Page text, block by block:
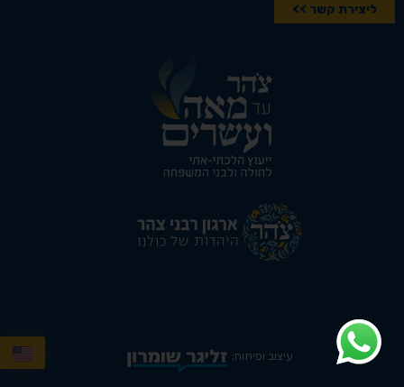
ליצירת קשר >>
עיצוב ופיתוח: